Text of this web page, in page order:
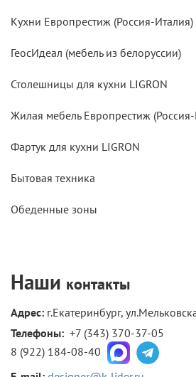
Кухни Европрестиж (Россия-Италия)
ГеосИдеал (мебель из белоруссии)
Столешницы для кухни LIGRON
Жилая мебель Европрестиж
Фартук для кухни LIGRON
Бытовая техника
Обеденные зоны
Наши контакты
Адрес: г.Екатеринбург,
Телефоны: +7 (343) 370-37-05
8 (922) 184-08-40